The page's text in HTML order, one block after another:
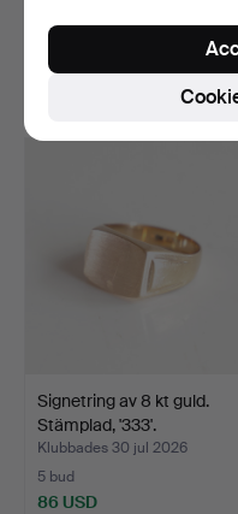
“Moonlight Grapes”,
21 bud
Signetring av 8 kt guld.
Stämplad, '333'.
Klubbades 30 jul 2026
5 bud
86 USD